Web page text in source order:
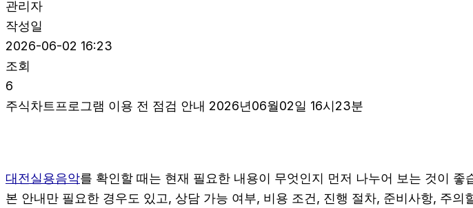
관리자
작성일
2026-06-02 16:23
조회
6
주식차트프로그램 이용 전 점검 안내 2026년06월02일 16시23분
대전실용음악를 확인할 때는 현재 필요한 내용이 무엇인지 먼저 나누어 보는 것이
본 안내만 필요한 경우도 있고, 상담 가능 여부, 비용 조건, 진행 절차, 준비사항, 주